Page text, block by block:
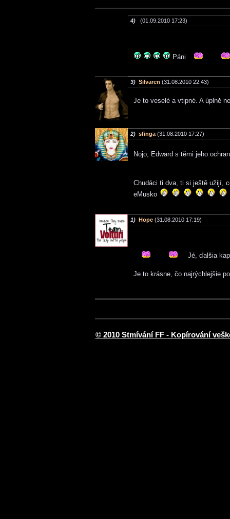
4) (01.09.2010 17:23)
Páni
3) Silvaren (31.08.2010 22:43)
Je to veselé a vtipné. A úplně
2) sfinga (31.08.2010 17:27)
Nojo, Edward s těmi jeho
Chudáci ti dva, ti si ještě užijí,
eMusko
1) Hope (31.08.2010 17:19)
Jé, ďalšia
Je to krásne, čo najrýchlejšie
© 2010 Stmívání FF - Kopírování